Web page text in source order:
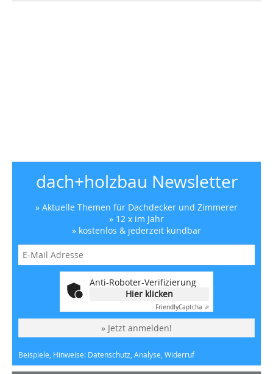
dach+holzbau Newsletter
» Aktuelle Themen für Dachdecker und Zimmerer
» 12 x im Jahr
» kostenlos & jederzeit kündbar
Anti-Roboter-Verifizierung
Hier klicken
FriendlyCaptcha ⇗
» Jetzt anmelden!
Beispiele, Hinweise: Datenschutz, Analyse, Widerruf